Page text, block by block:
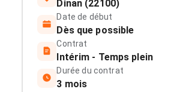
Dinan (22100)
Date de début
Dès que possible
Contrat
Intérim - Temps plein
Durée du contrat
3 mois